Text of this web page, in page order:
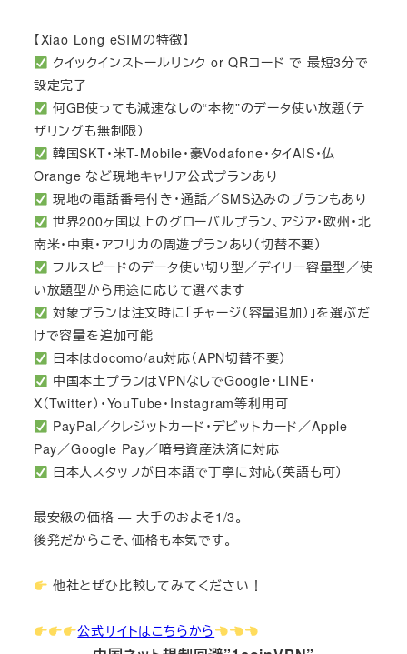
【Xiao Long eSIMの特徴】
クイックインストールリンク or QRコード で 最短3分で
設定完了
何GB使っても減速なしの“本物”のデータ使い放題（テ
ザリングも無制限）
韓国SKT・米T-Mobile・豪Vodafone・タイAIS・仏
Orange など現地キャリア公式プランあり
現地の電話番号付き・通話／SMS込みのプランもあり
世界200ヶ国以上のグローバルプラン、アジア・欧州・北
南米・中東・アフリカの周遊プランあり（切替不要）
フルスピードのデータ使い切り型／デイリー容量型／使
い放題型から用途に応じて選べます
対象プランは注文時に「チャージ（容量追加）」を選ぶだ
けで容量を追加可能
日本はdocomo/au対応（APN切替不要）
中国本土プランはVPNなしでGoogle・LINE・
X（Twitter）・YouTube・Instagram等利用可
PayPal／クレジットカード・デビットカード／Apple
Pay／Google Pay／暗号資産決済に対応
日本人スタッフが日本語で丁寧に対応（英語も可）
最安級の価格 — 大手のおよそ1/3。
後発だからこそ、価格も本気です。
他社とぜひ比較してみてください！
公式サイトはこちらから